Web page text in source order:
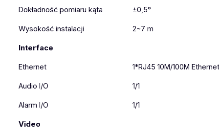
Dokładność pomiaru kąta ±0,5°
Wysokość instalacji 2~7 m
Interface
Ethernet 1*RJ45 10M/100M
Audio I/O 1/1
Alarm I/O 1/1
Video